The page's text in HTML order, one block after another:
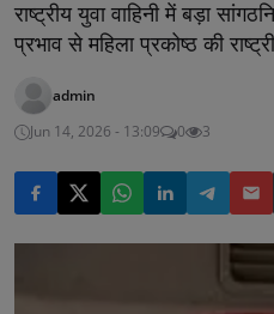
राष्ट्रीय युवा वाहिनी में बड़ा
प्रभाव से महिला प्रकोष्ठ की
admin
Jun 14, 2026 - 13:09
0 3